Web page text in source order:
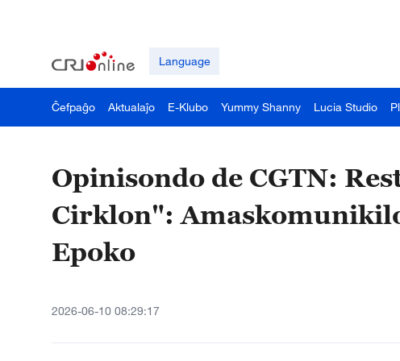
Language
Ĉefpaĝo Aktualaĵo E-Klubo Yummy Shanny Lucia Studio
Opinisondo de CGTN:
Cirklon":
Epoko
2026-06-10 08:29:17